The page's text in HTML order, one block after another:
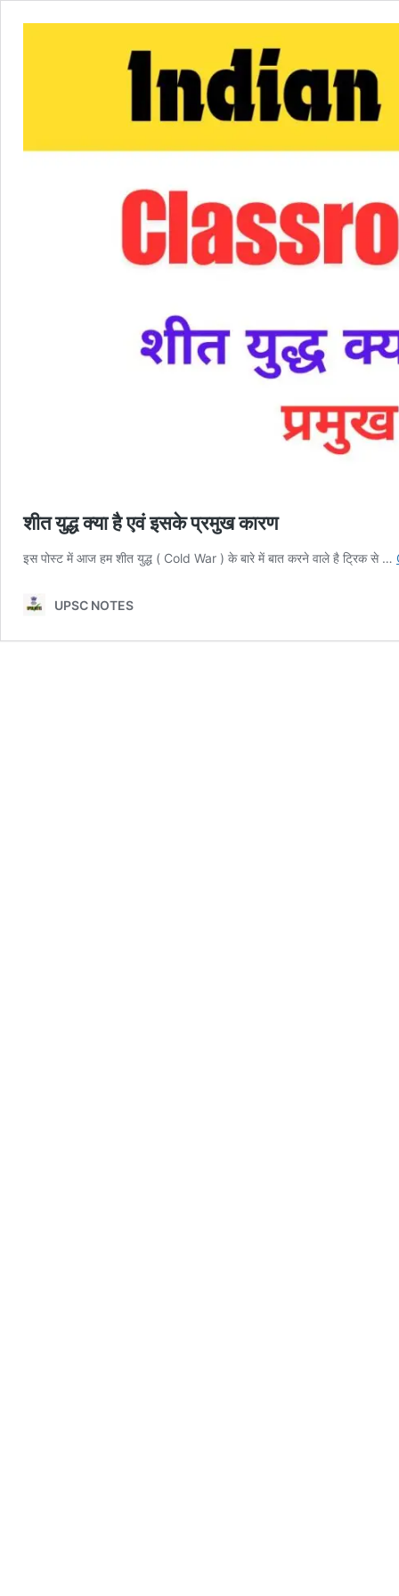
शीत युद्ध क्या है एवं इसके प्रमुख कारण
इस पोस्ट में आज हम शीत युद्ध ( Cold War ) के बारे में बात करने वाले है ट्रिक से …
UPSC NOTES